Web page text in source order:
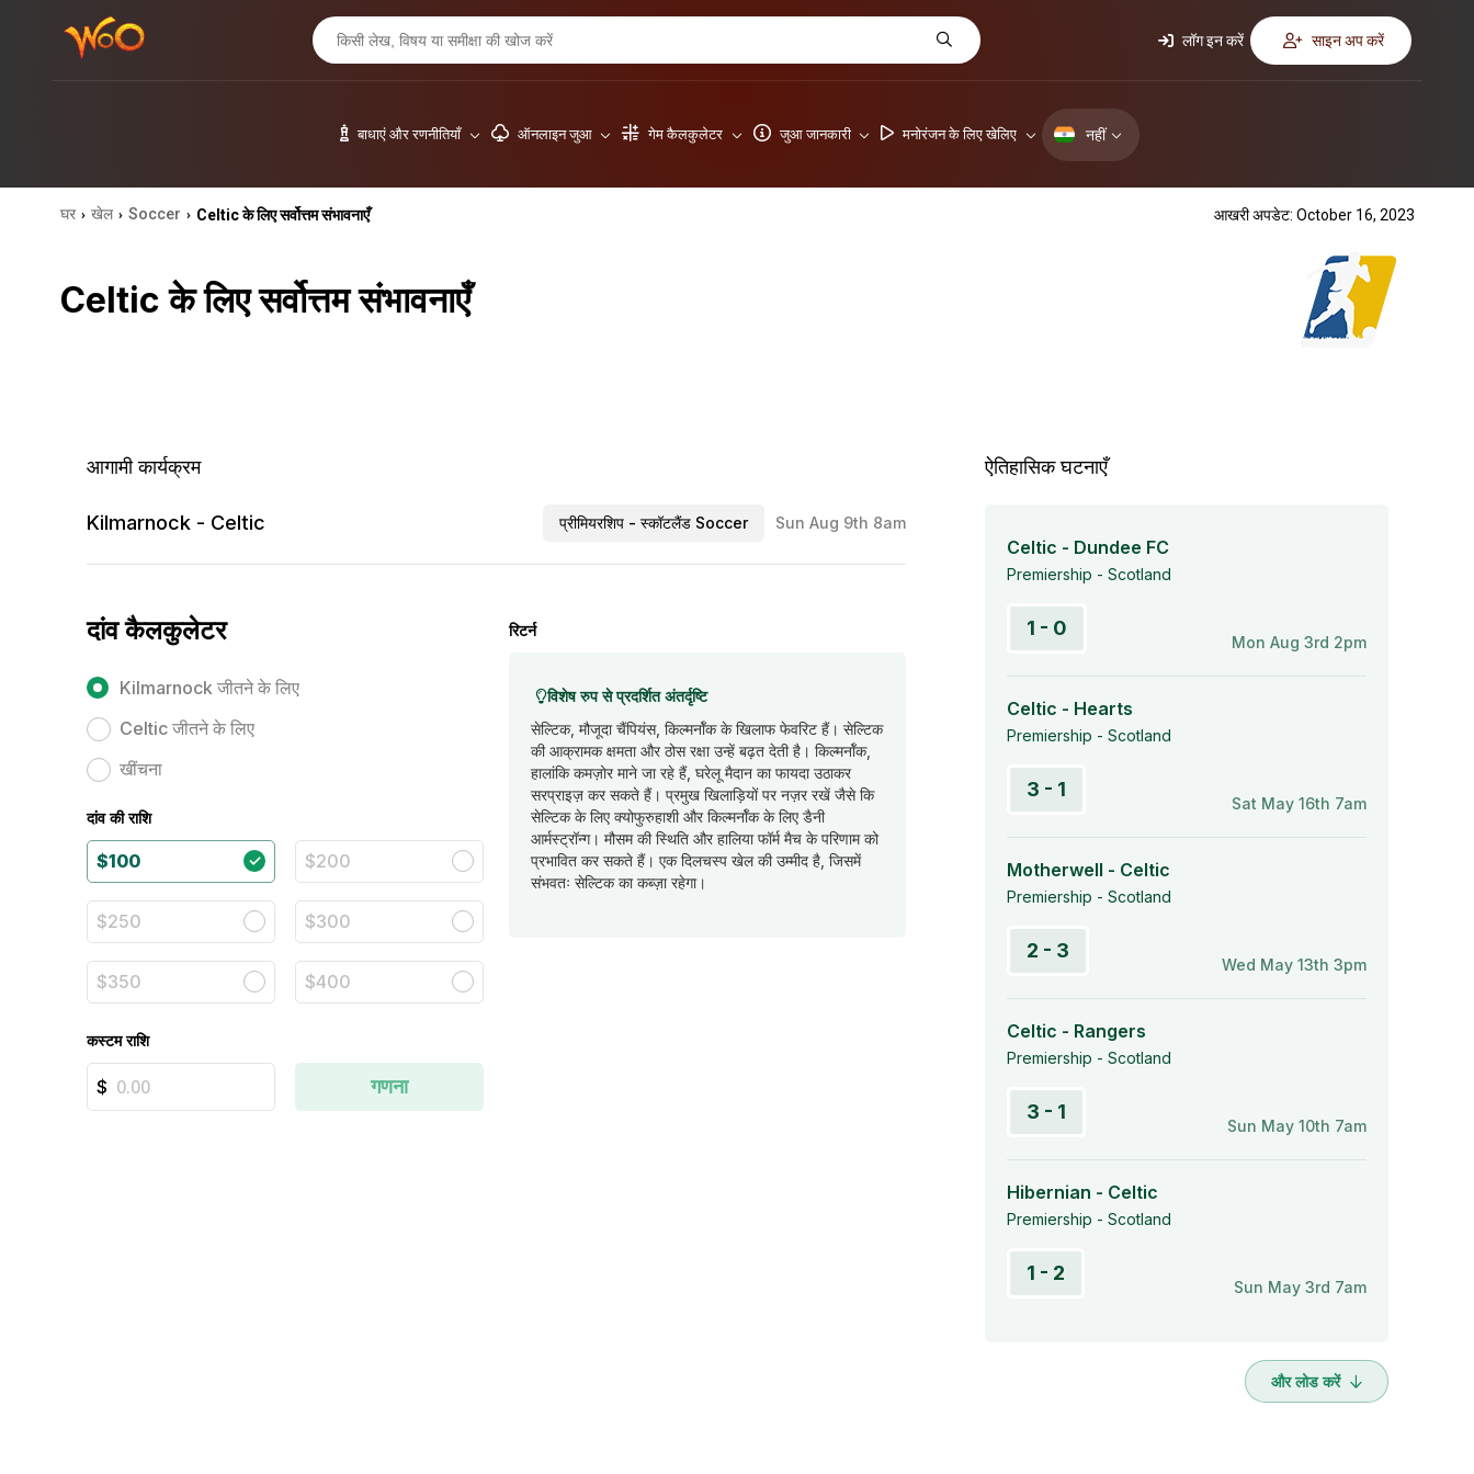
लॉग इन करें साइन अप करें
बाधाएं और रणनीतियाँ ऑनलाइन जुआ गेम कैलकुलेटर जुआ जानकारी मनोरंजन के लिए खेलिए नहीं
घर › खेल › Soccer › Celtic के लिए सर्वोत्तम संभावनाएँ आखरी अपडेट: October 16, 2023
Celtic के लिए सर्वोत्तम संभावनाएँ
आगामी कार्यक्रम
Kilmarnock - Celtic प्रीमियरशिप - स्कॉटलैंड Soccer Sun Aug 9th 8am
दांव कैलकुलेटर
Kilmarnock जीतने के लिए
Celtic जीतने के लिए
खींचना
दांव की राशि
$100 $200
$250 $300
$350 $400
कस्टम राशि
गणना
रिटर्न
विशेष रुप से प्रदर्शित अंतर्दृष्टि
सेल्टिक, मौजूदा चैंपियंस, किल्मर्नॉक के खिलाफ फेवरिट हैं। सेल्टिक
की आक्रामक क्षमता और ठोस रक्षा उन्हें बढ़त देती है। किल्मर्नॉक,
हालांकि कमज़ोर माने जा रहे हैं, घरेलू मैदान का फायदा उठाकर
सरप्राइज़ कर सकते हैं। प्रमुख खिलाड़ियों पर नज़र रखें जैसे कि
सेल्टिक के लिए क्योफुरुहाशी और किल्मर्नॉक के लिए डैनी
आर्मस्ट्रॉन्ग। मौसम की स्थिति और हालिया फॉर्म मैच के परिणाम को
प्रभावित कर सकते हैं। एक दिलचस्प खेल की उम्मीद है, जिसमें
संभवतः सेल्टिक का कब्ज़ा रहेगा।
ऐतिहासिक घटनाएँ
Celtic - Dundee FC
Premiership - Scotland
1 - 0
Mon Aug 3rd 2pm
Celtic - Hearts
Premiership - Scotland
3 - 1
Sat May 16th 7am
Motherwell - Celtic
Premiership - Scotland
2 - 3
Wed May 13th 3pm
Celtic - Rangers
Premiership - Scotland
3 - 1
Sun May 10th 7am
Hibernian - Celtic
Premiership - Scotland
1 - 2
Sun May 3rd 7am
और लोड करें